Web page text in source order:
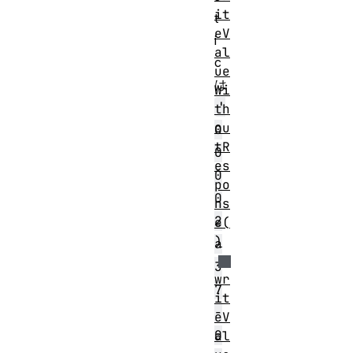
t
i
c
は
'
0
0
0
0
2
a
3
7
-
0
it
eV
al
ue
Wi
th
ou
tR
es
po
ns
e(
)
wr
it
eV
al